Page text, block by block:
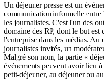
Un déjeuner presse est un
communication informelle entre
les journalistes. C'est l'un des
domaine des RP, dont le but
l'entreprise dans les médias. Au
journalistes invités, un
Malgré son nom, la partie «
événements peuvent avoir lieu
petit-déjeuner, au déjeuner ou